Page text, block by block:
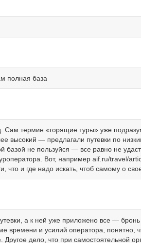
полная база
термин «горящие туры» уже
высокий — предлагали путевки по
базой не пользуйся — все равно не
Вот, например aif.ru/travel/
что и где надо искать, чтоб самому о
а к ней уже приложено все —
времени и усилий оператора, понятно,
Другое дело, что при самостоятельной